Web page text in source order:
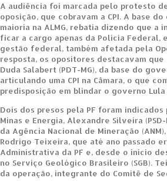
A audiência foi marcada pelo protesto
oposição, que cobravam a CPI. A base
maioria na ALMG, rebatia dizendo que a
ficar a cargo apenas da Polícia Federal,
gestão federal, também afetada pela
resposta, os opositores destacavam
Duda Salabert (PDT-MG), da base do
articulando uma CPI na Câmara, o que
predisposição em blindar o governo Lula
Dois dos presos pela PF foram
Minas e Energia, Alexandre Silveira
da Agência Nacional de Mineração
Rodrigo Teixeira, que até ano passado
Administrativa da PF e, desde o início
no Serviço Geológico Brasileiro (SGB).
da operação, integrante do Comitê de